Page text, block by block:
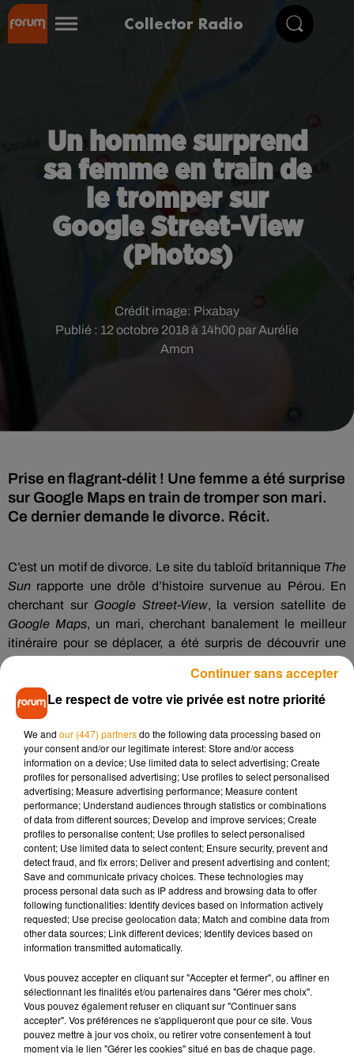
Collector Radio
Un homme surprend
sa femme en train de
le tromper sur
Google Street-View
(Photos)
Publié : 12 octobre 2018 à 14h00 par Aurélie
Amcn
Crédit image: Pixabay
Prise en flagrant-délit ! Une femme a été surprise
sur Google Maps en train de tromper son mari.
Ce dernier demande le divorce. Récit.
C’est un motif de divorce. Le site du tabloïd britannique The
Sun rapporte une drôle d’histoire survenue au Pérou. En
cherchant sur Google Street-View, la version satellite de
Google Maps, un mari, cherchant banalement le meilleur
itinéraire pour se déplacer, a été surpris de découvrir une
silhouette familière.
En zoomant sur l’image
s’agit de son épouse assise sur un banc avec, sur ses
immortalisée par Google en 2013, le mari n’a pas hésité à
demander le divorce en 2018.
Musique
7 août 2026
Angèle et Amélie Lens dévoilent leur
collaboration tant attendue
6 août 2026
Pomme emprunte le décor de l’émission
« Loups Garous » pour son...
Le respect de votre vie privée est notre priorité
We and our (447) partnersdo the following data processing based on
your consent and/or our legitimate interest: Store and/or access
information on a device; Use limited data to select advertising; Create
profiles for personalised advertising; Use profiles to select personalised
advertising; Measure advertising performance; Measure content
performance; Understand audiences through statistics or combinations
of data from different sources; Develop and improve services; Create
profiles to personalise content; Use profiles to select personalised
content; Use limited data to select content; Ensure security, prevent and
detect fraud, and fix errors; Deliver and present advertising and content;
Save and communicate privacy choices. These technologies may
process personal data such as IP address and browsing data to offer
following functionalities: Identify devices based on information actively
requested; Use precise geolocation data; Match and combine data from
other data sources; Link different devices; Identify devices based on
information transmitted automatically.
Vous pouvez accepter en cliquant sur "Accepter et fermer", ou affiner en
sélectionnant les finalités et/ou partenaires dans "Gérer mes choix".
Vous pouvez également refuser en cliquant sur "Continuer sans
accepter". Vos préférences ne s'appliqueront que pour ce site. Vous
pouvez mettre à jour vos choix, ou retirer votre consentement à tout
moment via le lien "Gérer les cookies" situé en bas de chaque page.
Continuer sans accepter